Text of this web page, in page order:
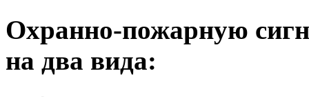
Охранно-пожарную
на два вида: